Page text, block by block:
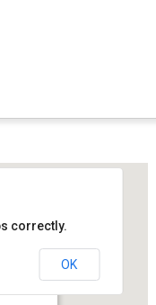
correctly.
OK